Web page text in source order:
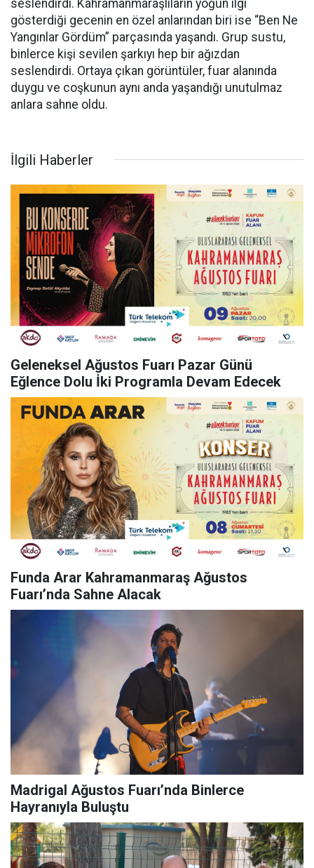
seslendirdi. Kahramanmaraşlıların yoğun ilgi
gösterdiği gecenin en özel anlarından biri ise “Ben Ne
Yangınlar Gördüm” parçasında yaşandı. Grup sustu,
binlerce kişi sevilen şarkıyı hep bir ağızdan
seslendirdi. Ortaya çıkan görüntüler, fuar alanında
duygu ve coşkunun aynı anda yaşandığı unutulmaz
anlara sahne oldu.
İlgili Haberler
Geleneksel Ağustos Fuarı Pazar Günü
Eğlence Dolu İki Programla Devam Edecek
Funda Arar Kahramanmaraş Ağustos
Fuarı’nda Sahne Alacak
Madrigal Ağustos Fuarı’nda Binlerce
Hayranıyla Buluştu